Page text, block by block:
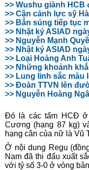
>> Wushu giành HCB
>> Cận cảnh lực sỹ
>> Bắn súng tiếp tục
>> Nhật ký ASIAD
>> Nguyễn Mạnh
>> Nhật ký ASIAD
>> Loại Hoàng Anh
>> Những khoảnh
>> Lung linh sắc màu
>> Đoàn TTVN lên
>> Nguyễn Hoàng
Đó là các tấm HCĐ ở
Cương (hạng 87 kg)
hạng cân của nữ là Vũ
Ở nội dung Regu
Nam đã thi đấu xuất
với tỷ số 3-0 ở vòng